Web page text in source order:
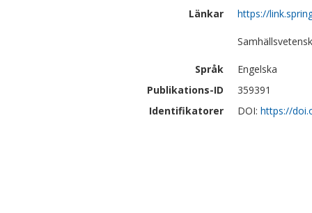
Länkar
https://
Språk
Engelska
Publikations-ID
359391
Identifikatorer
DOI: https://